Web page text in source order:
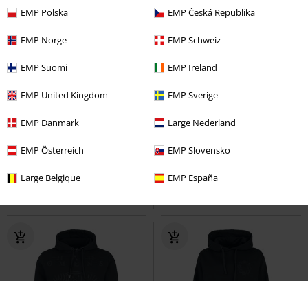
EMP Polska EMP Česká Republika
EMP Norge EMP Schweiz
EMP Suomi EMP Ireland
EMP United Kingdom EMP Sverige
EMP Danmark Large Nederland
EMP Österreich EMP Slovensko
Large Belgique EMP España
Plus Size
Od Kč 679,00
Goth Bad Omens
Exkluzivní Plus Size
OdKč 599,00
Dark Planet Bad Omens